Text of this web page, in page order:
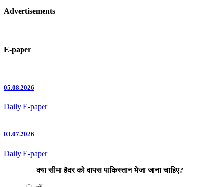
Advertisements
E-paper
05.08.2026
Daily E-paper
03.07.2026
Daily E-paper
क्या सीमा हैदर को वापस पाकिस्तान भेजा जाना चाहिए?